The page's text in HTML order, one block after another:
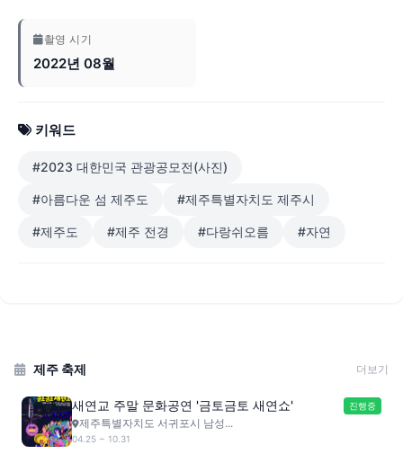
촬영 시기
2022년 08월
키워드
#2023 대한민국 관광공모전(사진)
#아름다운 섬 제주도 #제주특별자치도 제주시
#제주도 #제주 전경 #다랑쉬오름 #자연
제주 축제 더보기
새연교 주말 문화공연 '금토금토 새연쇼' 진행중
제주특별자치도 서귀포시 남성...
04.25 ~ 10.31